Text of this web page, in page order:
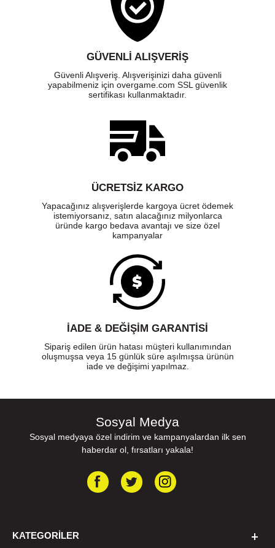
GÜVENLI ALIŞVERIŞ
Güvenli Alışveriş. Alışverişinizi daha güvenli
yapabilmeniz için overgame.com SSL güvenlik
sertifikası kullanmaktadır.
ÜCRETSIZ KARGO
Yapacağınız alışverişlerde kargoya ücret ödemek
istemiyorsanız, satın alacağınız milyonlarca
üründe kargo bedava avantajı ve size özel
kampanyalar
İADE & DEĞİŞİM GARANTİSİ
Sipariş edilen ürün hatası müşteri kullanımından
oluşmuşsa veya 15 günlük süre aşılmışsa ürünün
iade ve değişimi yapılmaz.
Sosyal Medya
Sosyal medyaya özel indirim ve kampanyalardan ilk sen
haberdar ol, fırsatları yakala!
KATEGORILER